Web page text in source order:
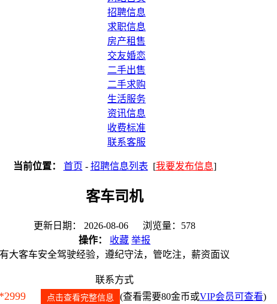
招聘信息
求职信息
房产租售
交友婚恋
二手出售
二手求购
生活服务
资讯信息
收费标准
联系客服
当前位置： 首页 - 招聘信息列表 [我要发布信息]
客车司机
更新日期： 2026-08-06 浏览量：578
操作：
收藏 举报
有大客车安全驾驶经验，遵纪守法，管吃注，薪资面议
联系方式
点击查看完整信息 (查看需要80金币或VIP会员可查看)